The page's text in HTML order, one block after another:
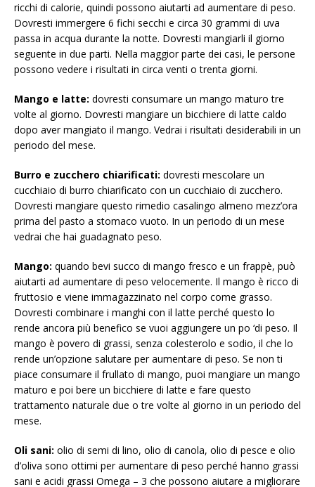
ricchi di calorie, quindi possono aiutarti ad aumentare di peso.
Dovresti immergere 6 fichi secchi e circa 30 grammi di uva
passa in acqua durante la notte. Dovresti mangiarli il giorno
seguente in due parti. Nella maggior parte dei casi, le persone
possono vedere i risultati in circa venti o trenta giorni.
Mango e latte: dovresti consumare un mango maturo tre
volte al giorno. Dovresti mangiare un bicchiere di latte caldo
dopo aver mangiato il mango. Vedrai i risultati desiderabili in un
periodo del mese.
Burro e zucchero chiarificati: dovresti mescolare un
cucchiaio di burro chiarificato con un cucchiaio di zucchero.
Dovresti mangiare questo rimedio casalingo almeno mezz’ora
prima del pasto a stomaco vuoto. In un periodo di un mese
vedrai che hai guadagnato peso.
Mango: quando bevi succo di mango fresco e un frappè, può
aiutarti ad aumentare di peso velocemente. Il mango è ricco di
fruttosio e viene immagazzinato nel corpo come grasso.
Dovresti combinare i manghi con il latte perché questo lo
rende ancora più benefico se vuoi aggiungere un po ‘di peso. Il
mango è povero di grassi, senza colesterolo e sodio, il che lo
rende un’opzione salutare per aumentare di peso. Se non ti
piace consumare il frullato di mango, puoi mangiare un mango
maturo e poi bere un bicchiere di latte e fare questo
trattamento naturale due o tre volte al giorno in un periodo del
mese.
Oli sani: olio di semi di lino, olio di canola, olio di pesce e olio
d’oliva sono ottimi per aumentare di peso perché hanno grassi
sani e acidi grassi Omega – 3 che possono aiutare a migliorare